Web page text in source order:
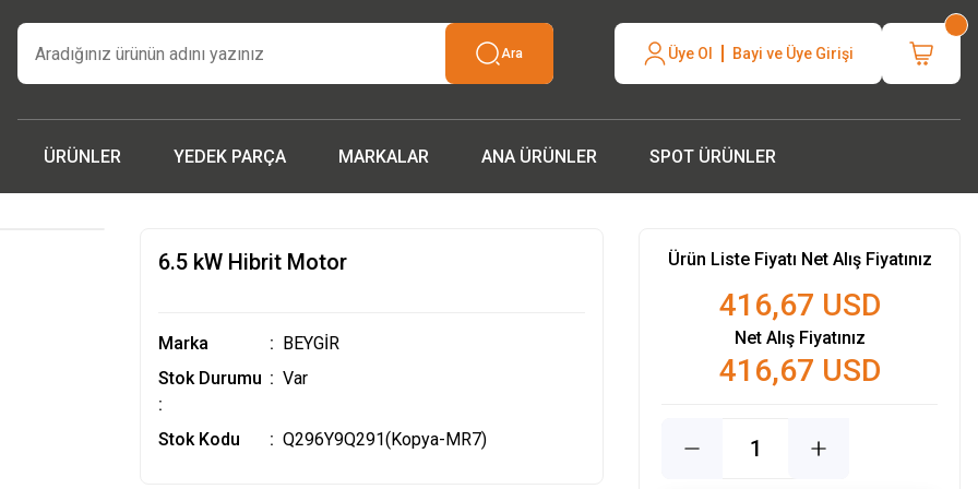
İşcinin nefesi , Makinanın Kuvveti ! MSH MAKİNA
Beygir 3+1 Çapa Makinası ile artık yorulmak yok !
parçalarda ithalat fiyatları, fırsatlardan yararlanmak için temsilcinizle
Ara Üye Ol Bayi ve Üye Girişi
ÜRÜNLER YEDEK PARÇA MARKALAR ANA ÜRÜNLER SPOT ÜRÜNLER
6.5 kW Hibrit Motor
Marka
BEYGİR
Stok Durumu
:
Var
Stok Kodu Q296Y9Q291(Kopya-MR7)
Ürün Liste Fiyatı Net Alış Fiyatınız
416,67 USD
Net Alış Fiyatınız
416,67 USD